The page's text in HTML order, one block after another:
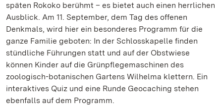
späten Rokoko berühmt – es bietet auch einen herrlichen
Ausblick. Am 11. September, dem Tag des offenen
Denkmals, wird hier ein besonderes Programm für die
ganze Familie geboten: In der Schlosskapelle finden
stündliche Führungen statt und auf der Obstwiese
können Kinder auf die Grünpflegemaschinen des
zoologisch-botanischen Gartens Wilhelma klettern. Ein
interaktives Quiz und eine Runde Geocaching stehen
ebenfalls auf dem Programm.